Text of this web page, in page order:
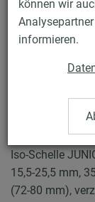
können wir
informieren.
ISO-Schellen
Iso-Schelle
15,5-25,5 mm,
(72-80 mm),